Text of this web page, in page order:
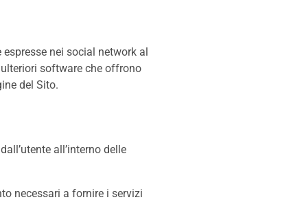
nei social network al
software che offrono
del Sito.
all’interno delle
necessari a fornire i servizi